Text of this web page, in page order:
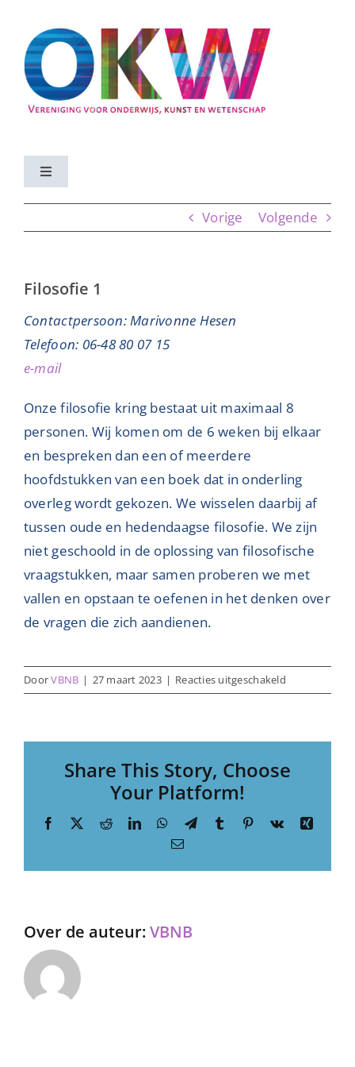
inhoud
Toggle
Vereniging
Nieuwsbrieven
Vorige Volgende
Filosofie 1
Contactpersoon: Marivonne Hesen
Telefoon: 06-48 80 07 15
e-mail
Onze filosofie kring bestaat uit maximaal 8
personen. Wij komen om de 6 weken bij elkaar
en bespreken dan een of meerdere
hoofdstukken van een boek dat in onderling
overleg wordt gekozen. We wisselen daarbij af
tussen oude en hedendaagse filosofie. We zijn
niet geschoold in de oplossing van filosofische
vraagstukken, maar samen proberen we met
vallen en opstaan te oefenen in het denken over
de vragen die zich aandienen.
DoorVBNB | 27 maart 2023 | Reacties uitgeschakeldvoor
Filosofie
Share This Story, Choose
Your Platform!
Facebook RedditLinkedInWhatsApp
TelegramTumblr Pinterest
Vk
Xing
E-
Over de auteur:VBNB